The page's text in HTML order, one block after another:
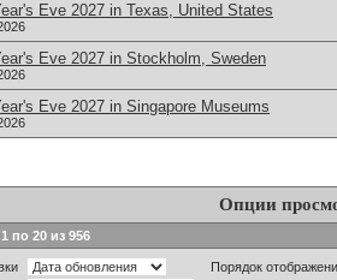
Eve 2027 in Texas, United States
Eve 2027 in Stockholm, Sweden
Eve 2027 in Singapore Museums
Опции
по 20 из 956
Порядок